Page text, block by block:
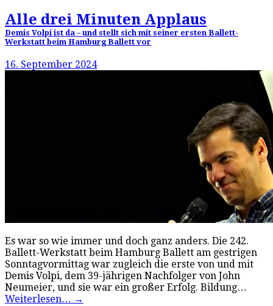
Alle drei Minuten Applaus
Demis Volpi ist da – und stellt sich mit seiner ersten Ballett-
Werkstatt beim Hamburg Ballett vor
16. September 2024
Es war so wie immer und doch ganz anders. Die 242.
Ballett-Werkstatt beim Hamburg Ballett am gestrigen
Sonntagvormittag war zugleich die erste von und mit
Demis Volpi, dem 39-jährigen Nachfolger von John
Neumeier, und sie war ein großer Erfolg. Bildung…
Weiterlesen… →